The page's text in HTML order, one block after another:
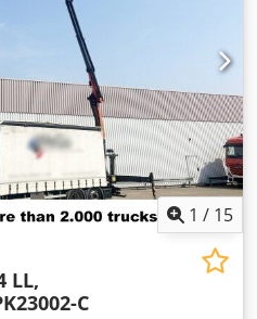
, laadimisruumi pikkus:
2 480 mm
ABS, diferentsiaali lukk,
(ESP), haagise
kabiin, keskne lukustus,
pardaarvuti,
veojõukontroll,
1 / 15
LL,
C